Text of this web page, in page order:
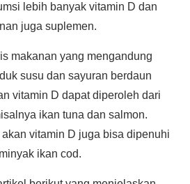
lebih banyak vitamin D dan
juga suplemen.
makanan yang mengandung
susu dan sayuran berdaun
vitamin D dapat diperoleh dari
ikan tuna dan salmon.
vitamin D juga bisa dipenuhi
ikan cod.